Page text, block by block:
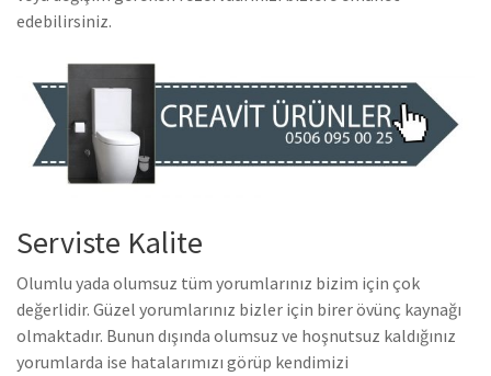
edebilirsiniz.
Serviste Kalite
Olumlu yada olumsuz tüm yorumlarınız bizim için çok
değerlidir. Güzel yorumlarınız bizler için birer övünç kaynağı
olmaktadır. Bunun dışında olumsuz ve hoşnutsuz kaldığınız
yorumlarda ise hatalarımızı görüp kendimizi